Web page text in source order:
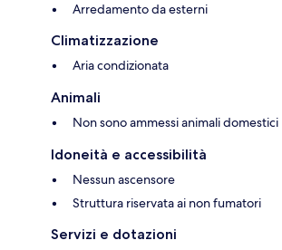
Arredamento da esterni
Climatizzazione
Aria condizionata
Animali
Non sono ammessi animali domestici
Idoneità e accessibilità
Nessun ascensore
Struttura riservata ai non fumatori
Servizi e dotazioni